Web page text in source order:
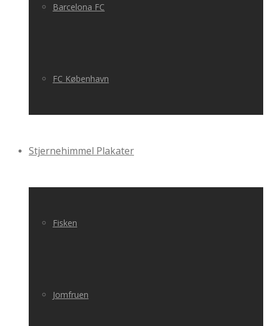
Barcelona FC
FC København
Stjernehimmel Plakater
Fisken
Jomfruen